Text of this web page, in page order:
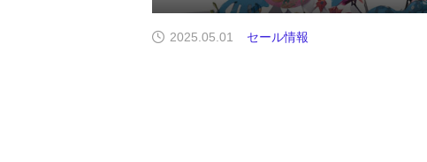
2025.05.01 セール情報